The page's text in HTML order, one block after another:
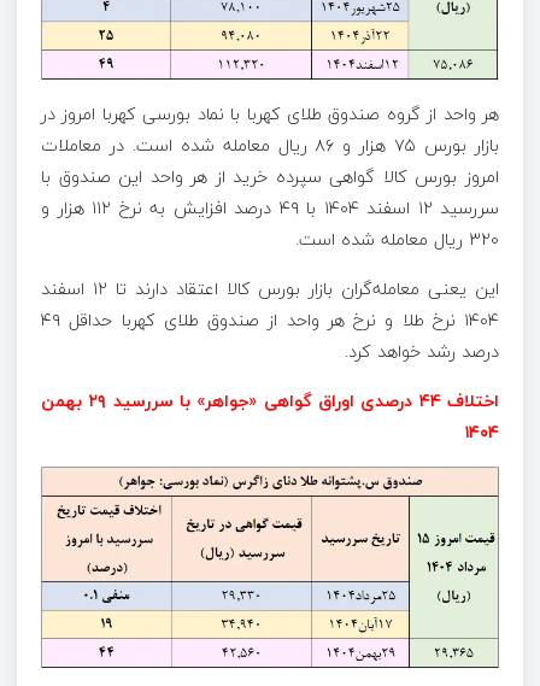
هر واحد از گروه صندوق طلای کهربا با نماد بورسی کهربا امروز در
بازار بورس ۷۵ هزار و ۸۶ ریال معامله شده است. در معاملات
امروز بورس کالا گواهی سپرده خرید از هر واحد این صندوق با
سررسید ۱۲ اسفند ۱۴۰۴ با ۴۹ درصد افزایش به نرخ ۱۱۲ هزار و
۳۲۰ ریال معامله شده است.
این یعنی معامله‌گران بازار بورس کالا اعتقاد دارند تا ۱۲ اسفند
۱۴۰۴ نرخ طلا و نرخ هر واحد از صندوق طلای کهربا حداقل ۴۹
درصد رشد خواهد کرد.
اختلاف ۴۴ درصدی اوراق گواهی «جواهر» با سررسید ۲۹ بهمن
۱۴۰۴